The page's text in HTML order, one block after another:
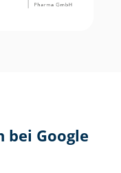
bei Google